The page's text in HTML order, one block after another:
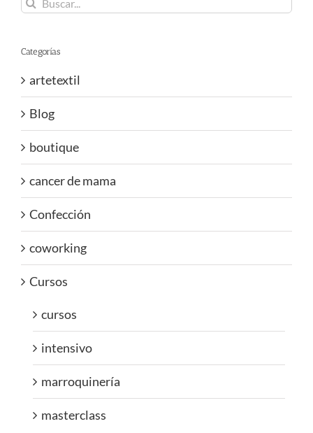
Categorías
artetextil
Blog
boutique
cancer de mama
Confección
coworking
Cursos
cursos
intensivo
marroquinería
masterclass